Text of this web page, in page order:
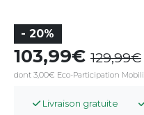
- 20%
103,99 129,99
dont 3,00€ Eco-Participation
Livraison gratuite